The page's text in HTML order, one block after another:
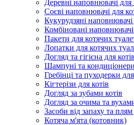
Деревні наповнювачі для
Соєві наповнювачі для
Кукурудзяні наповнювачі
Комбіновані наповнювачі
Пакети для котячих
Лопатки для котячих
Догляд та гігієна для котів
Шампуні та кондиціонери
Гребінці та пуходерки для
Кігтерізи для котів
Догляд за зубами котів
Догляд за очима та
Засоби від запаху та плям
Котяча м'ята (котовник)